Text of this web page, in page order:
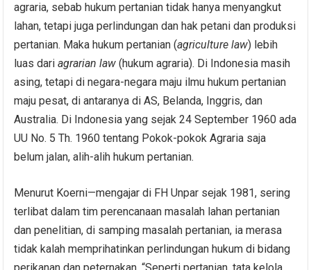
agraria, sebab hukum pertanian tidak hanya menyangkut
lahan, tetapi juga perlindungan dan hak petani dan produksi
pertanian. Maka hukum pertanian (agriculture law) lebih
luas dariagrarian law (hukum agraria). Di Indonesia masih
asing, tetapi di negara-negara maju ilmu hukum pertanian
maju pesat, di antaranya di AS, Belanda, Inggris, dan
Australia. Di Indonesia yang sejak 24 September 1960 ada
UU No. 5 Th. 1960 tentang Pokok-pokok Agraria saja
belum jalan, alih-alih hukum pertanian.
Menurut Koerni—mengajar di FH Unpar sejak 1981, sering
terlibat dalam tim perencanaan masalah lahan pertanian
dan penelitian, di samping masalah pertanian, ia merasa
tidak kalah memprihatinkan perlindungan hukum di bidang